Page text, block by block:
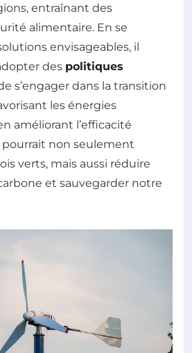
entraînant des
alimentaire. En se
envisageables, il
des politiques
s’engager dans la transition
les énergies
améliorant l’efficacité
non seulement
verts, mais aussi réduire
et sauvegarder notre